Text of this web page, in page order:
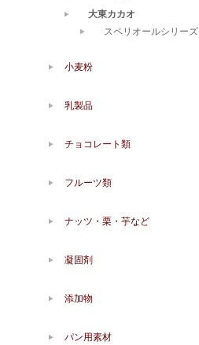
大東カカオ
スペリオールシリーズ
小麦粉
乳製品
チョコレート類
フルーツ類
ナッツ・栗・芋など
凝固剤
添加物
パン用素材